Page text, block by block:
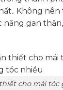
Không nên
gan
cho mái tóc